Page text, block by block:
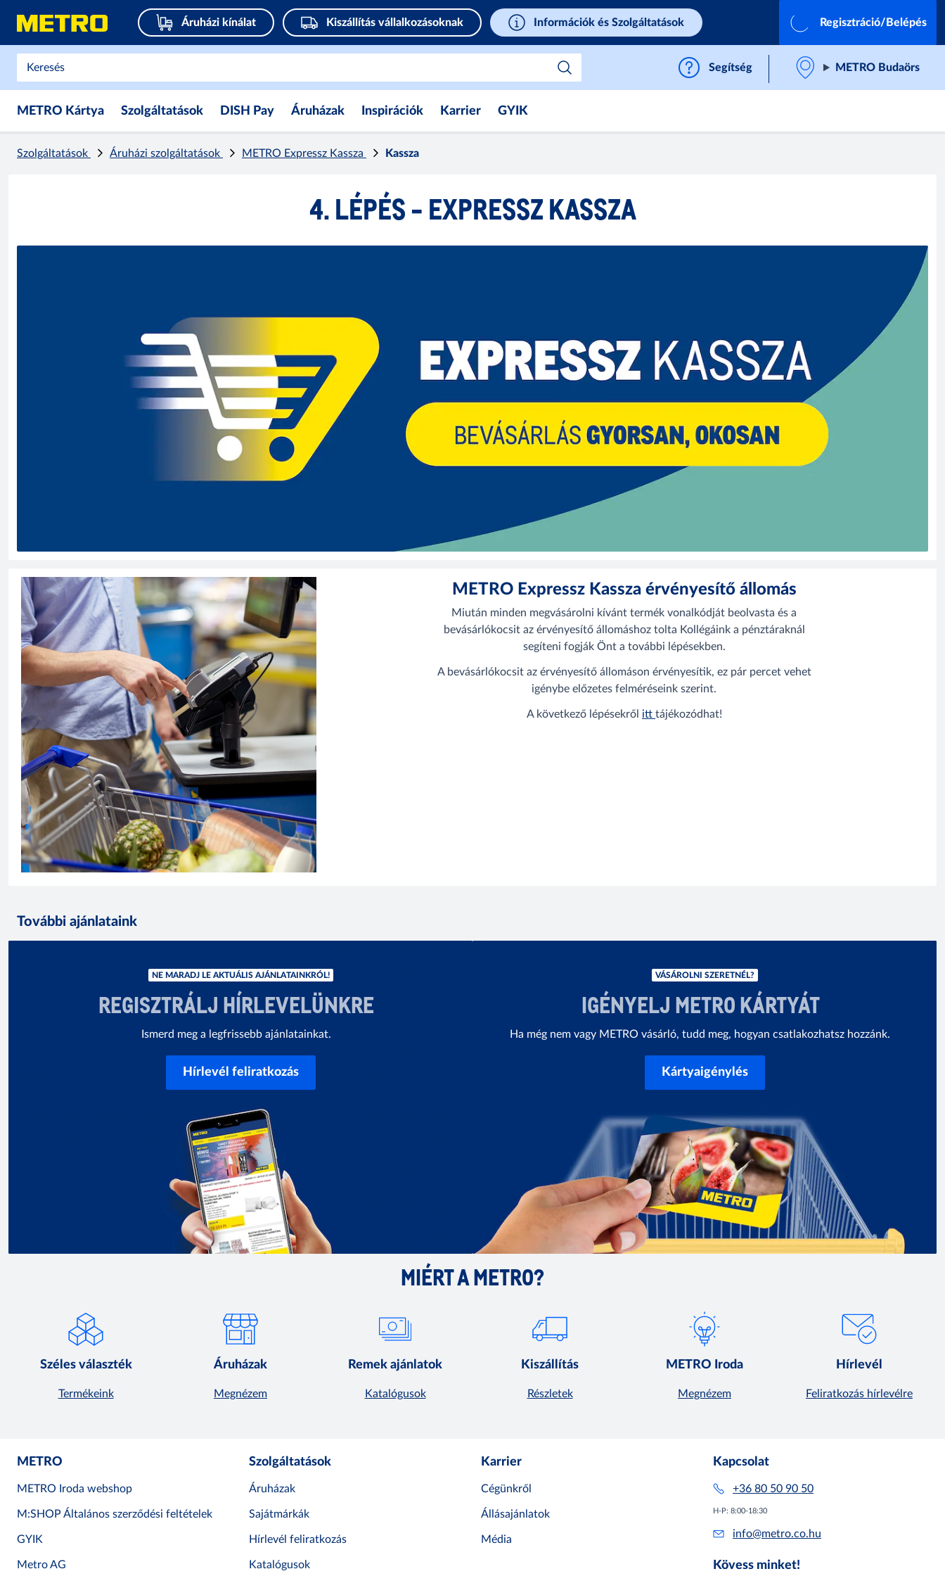
Áruházi kínálat Kiszállítás vállalkozásoknak Információk és Szolgáltatások Regisztráció/Belépés
Segítség METRO Budaörs
METRO Kártya Szolgáltatások DISH Pay Áruházak Inspirációk Karrier GYIK
Szolgáltatások Áruházi szolgáltatások METRO Expressz Kassza Kassza
4. LÉPÉS - EXPRESSZ KASSZA
METRO Expressz Kassza érvényesítő állomás
Miután minden megvásárolni kívánt termék vonalkódját beolvasta és a
bevásárlókocsit az érvényesítő állomáshoz tolta Kollégáink a pénztáraknál
segíteni fogják Önt a további lépésekben.
A bevásárlókocsit az érvényesítő állomáson érvényesítik, ez pár percet vehet
igénybe előzetes felméréseink szerint.
A következő lépésekről itt tájékozódhat!
További ajánlataink
NE MARADJ LE AKTUÁLIS AJÁNLATAINKRÓL!
REGISZTRÁLJ HÍRLEVELÜNKRE
Ismerd meg a legfrissebb ajánlatainkat.
Hírlevél feliratkozás
VÁSÁROLNI SZERETNÉL?
IGÉNYELJ METRO KÁRTYÁT
Ha még nem vagy METRO vásárló, tudd meg, hogyan csatlakozhatsz hozzánk.
Kártyaigénylés
MIÉRT A METRO?
Széles választék
Termékeink
Áruházak
Megnézem
Remek ajánlatok
Katalógusok
Kiszállítás
Részletek
METRO Iroda
Megnézem
Hírlevél
Feliratkozás hírlevélre
METRO
METRO Iroda webshop
M:SHOP Általános szerződési feltételek
GYIK
Metro AG
Szolgáltatások
Áruházak
Sajátmárkák
Hírlevél feliratkozás
Katalógusok
Karrier
Cégünkről
Állásajánlatok
Média
Kapcsolat
+36 80 50 90 50
H-P: 8:00-18:30
info@metro.co.hu
Kövess minket!